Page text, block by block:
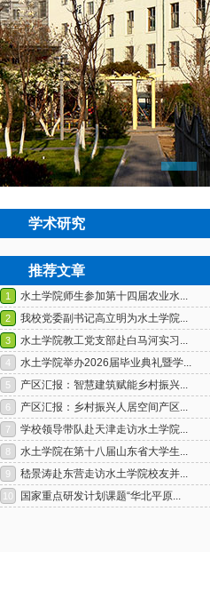
学术研究
推荐文章